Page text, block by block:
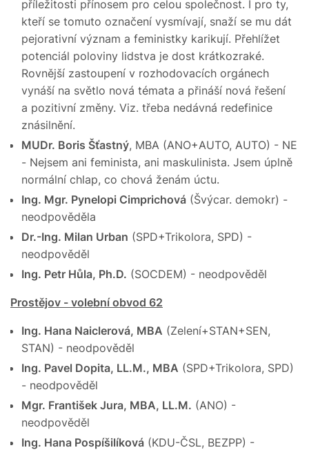
příležitosti přínosem pro celou společnost. I pro ty,
kteří se tomuto označení vysmívají, snaží se mu dát
pejorativní význam a feministky karikují. Přehlížet
potenciál poloviny lidstva je dost krátkozraké.
Rovnější zastoupení v rozhodovacích orgánech
vynáší na světlo nová témata a přináší nová řešení
a pozitivní změny. Viz. třeba nedávná redefinice
znásilnění.
MUDr. Boris Šťastný, MBA (ANO+AUTO, AUTO) - NE
- Nejsem ani feminista, ani maskulinista. Jsem úplně
normální chlap, co chová ženám úctu.
Ing. Mgr. Pynelopi Cimprichová (Švýcar. demokr) -
neodpověděla
Dr.-Ing. Milan Urban (SPD+Trikolora, SPD) -
neodpověděl
Ing. Petr Hůla, Ph.D. (SOCDEM) - neodpověděl
Prostějov - volební obvod 62
Ing. Hana Naiclerová, MBA (Zelení+STAN+SEN,
STAN) - neodpověděl
Ing. Pavel Dopita, LL.M., MBA (SPD+Trikolora, SPD)
- neodpověděl
Mgr. František Jura, MBA, LL.M. (ANO) -
neodpověděl
Ing. Hana Pospíšilíková (KDU-ČSL, BEZPP) -